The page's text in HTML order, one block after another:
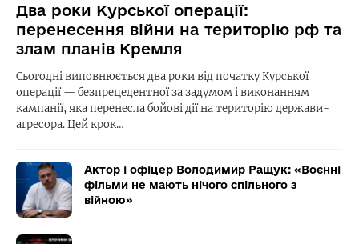
Два роки Курської операції:
перенесення війни на територію рф та
злам планів Кремля
Сьогодні виповнюється два роки від початку Курської
операції — безпрецедентної за задумом і виконанням
кампанії, яка перенесла бойові дії на територію держави-
агресора. Цей крок…
Актор і офіцер Володимир Ращук: «Воєнні
фільми не мають нічого спільного з
війною»